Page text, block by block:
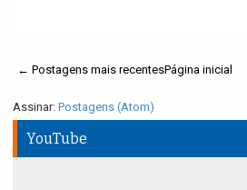
← Postagens mais recentesPágina inicial
Assinar: Postagens (Atom)
YouTube